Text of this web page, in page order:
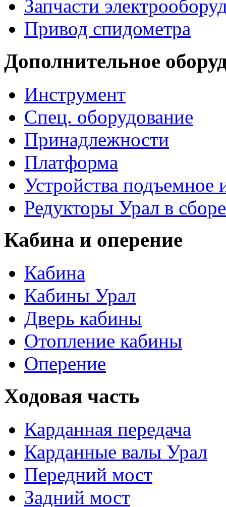
Запчасти
Привод спидометра
Дополнительное
Инструмент
Спец. оборудование
Принадлежности
Платформа
Устройства
Редукторы Урал в сборе
Кабина и оперение
Кабина
Кабины Урал
Дверь кабины
Отопление кабины
Оперение
Ходовая часть
Карданная передача
Карданные валы Урал
Передний мост
Задний мост